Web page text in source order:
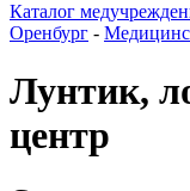
Каталог
Оренбург -
Лунтик,
центр